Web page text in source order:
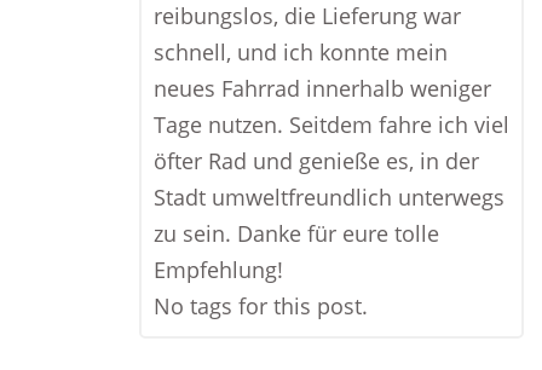
reibungslos, die Lieferung war
schnell, und ich konnte mein
neues Fahrrad innerhalb weniger
Tage nutzen. Seitdem fahre ich viel
öfter Rad und genieße es, in der
Stadt umweltfreundlich unterwegs
zu sein. Danke für eure tolle
Empfehlung!
No tags for this post.